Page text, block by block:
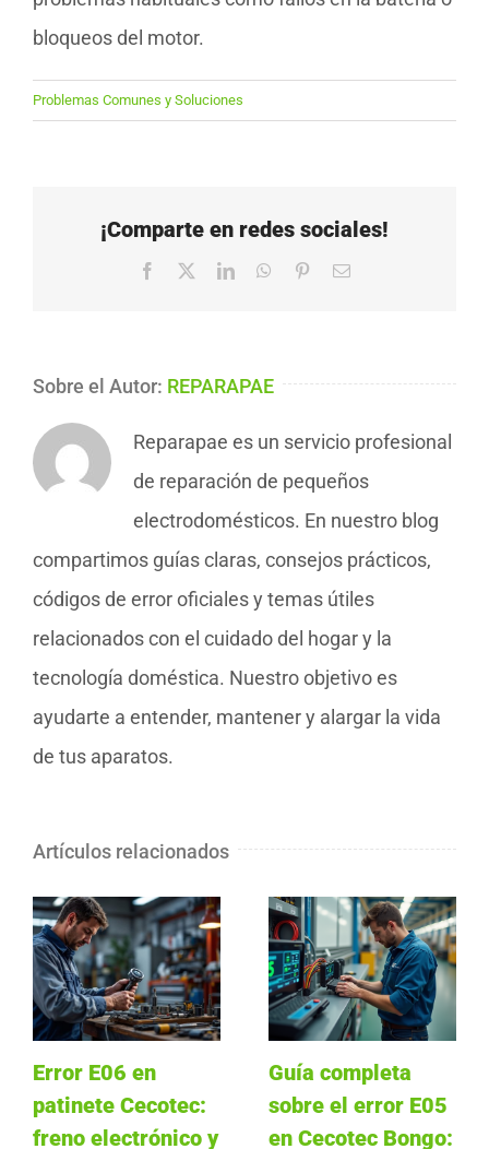
bloqueos del motor.
Problemas Comunes y Soluciones
¡Comparte en redes sociales!
Facebook LinkedInWhatsApp
PinterestCorreo
Sobre el Autor: REPARAPAE
Reparapae es un servicio profesional
de reparación de pequeños
electrodomésticos. En nuestro blog
compartimos guías claras, consejos prácticos,
códigos de error oficiales y temas útiles
relacionados con el cuidado del hogar y la
tecnología doméstica. Nuestro objetivo es
ayudarte a entender, mantener y alargar la vida
de tus aparatos.
Artículos relacionados
Error E06 en
patinete Cecotec:
freno electrónico y
Guía completa
sobre el error E05
en Cecotec Bongo: